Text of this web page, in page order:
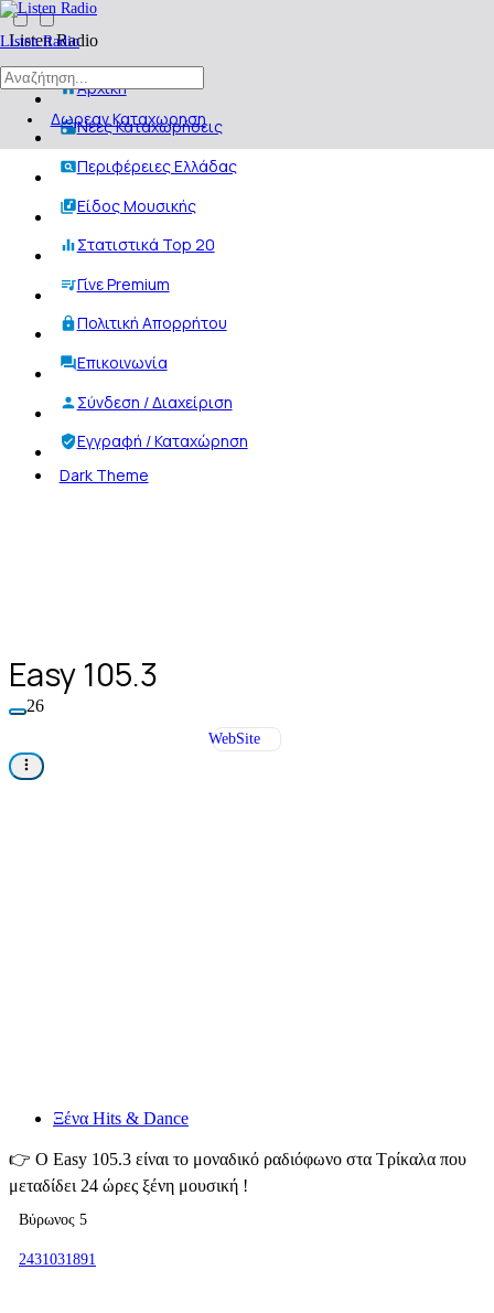
Listen Radio
Δωρεαν Καταχωρηση
Listen Radio
Αρχική
Νέες Καταχωρήσεις
Περιφέρειες Ελλάδας
Είδος Μουσικής
Στατιστικά Top 20
Γίνε Premium
Πολιτική Απορρήτου
Επικοινωνία
Σύνδεση / Διαχείριση
Εγγραφή / Καταχώρηση
Dark Theme
Easy 105.3
26
WebSite
Ξένα Hits & Dance
👉 Ο Easy 105.3 είναι το μοναδικό ραδιόφωνο στα Τρίκαλα που
μεταδίδει 24 ώρες ξένη μουσική !
Βύρωνος 5
2431031891